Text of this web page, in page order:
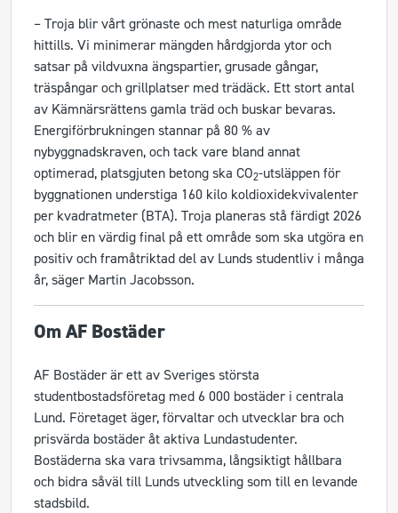
– Troja blir vårt grönaste och mest naturliga område
hittills. Vi minimerar mängden hårdgjorda ytor och
satsar på vildvuxna ängspartier, grusade gångar,
träspångar och grillplatser med trädäck. Ett stort antal
av Kämnärsrättens gamla träd och buskar bevaras.
Energiförbrukningen stannar på 80 % av
nybyggnadskraven, och tack vare bland annat
optimerad, platsgjuten betong ska CO2-utsläppen för
byggnationen understiga 160 kilo koldioxidekvivalenter
per kvadratmeter (BTA). Troja planeras stå färdigt 2026
och blir en värdig final på ett område som ska utgöra en
positiv och framåtriktad del av Lunds studentliv i många
år, säger Martin Jacobsson.
Om AF Bostäder
AF Bostäder är ett av Sveriges största
studentbostadsföretag med 6 000 bostäder i centrala
Lund. Företaget äger, förvaltar och utvecklar bra och
prisvärda bostäder åt aktiva Lundastudenter.
Bostäderna ska vara trivsamma, långsiktigt hållbara
och bidra såväl till Lunds utveckling som till en levande
stadsbild.